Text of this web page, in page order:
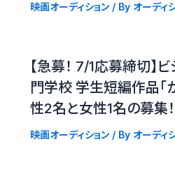
映画オーディション/ By オーディ
【急募！ 7/1応募締切】
門学校 学生短編作品「か
性2名と女性1名の募集！
映画オーディション/ By オーディ